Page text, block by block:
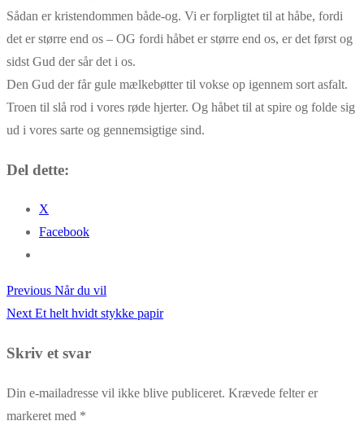
Sådan er kristendommen både-og. Vi er forpligtet til at håbe, fordi
det er større end os – OG fordi håbet er større end os, er det først og
sidst Gud der sår det i os.
Den Gud der får gule mælkebøtter til vokse op igennem sort asfalt.
Troen til slå rod i vores røde hjerter. Og håbet til at spire og folde sig
ud i vores sarte og gennemsigtige sind.
Del dette:
X
Facebook
Indlægsnavigation
Previous Previous
post:
Når du vil
Next Next
Et helt hvidt stykke papir
Skriv et svar
Din e-mailadresse vil ikke blive publiceret. Krævede felter er
markeret med *